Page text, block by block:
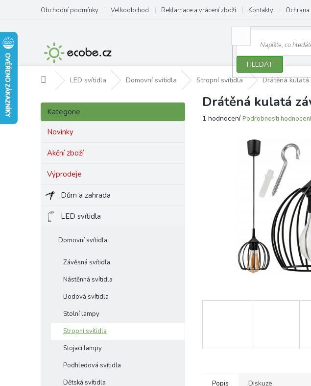
obsah
Obchodní podmínky Velkoobchod Reklamace a vrácení zboží Kontakty
HLEDAT
Domů LED svítidla Domovní svítidla Stropní svítidla Drátěná kulatá
P
s
p
Přeskočit
kategorie
Kategorie
Novinky
Akční zboží
Výprodeje
Dům a zahrada
LED svítidla
Domovní svítidla
Závěsná svítidla
Nástěnná svítidla
Bodová svítidla
Stolní lampy
Stropní svítidla
Stojací lampy
Podhledová svítidla
Dětská svítidla
Drátěná kulatá
Průměrné
1 hodnocení Podrobnosti hodnocení
Popis Diskuze